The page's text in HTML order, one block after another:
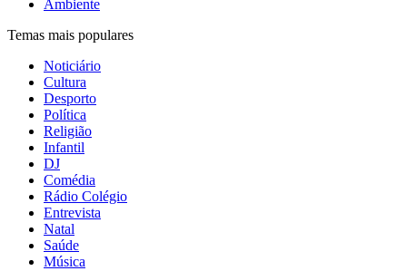
Ambiente
Temas mais populares
Noticiário
Cultura
Desporto
Política
Religião
Infantil
DJ
Comédia
Rádio Colégio
Entrevista
Natal
Saúde
Música